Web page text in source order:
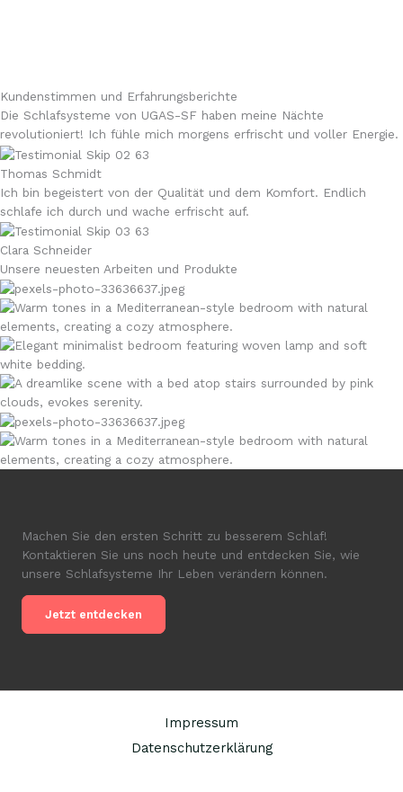
Kundenstimmen und Erfahrungsberichte
Die Schlafsysteme von UGAS-SF haben meine Nächte
revolutioniert! Ich fühle mich morgens erfrischt und voller Energie.
Thomas Schmidt
Ich bin begeistert von der Qualität und dem Komfort. Endlich
schlafe ich durch und wache erfrischt auf.
Clara Schneider
Unsere neuesten Arbeiten und Produkte
Machen Sie den ersten Schritt zu besserem Schlaf!
Kontaktieren Sie uns noch heute und entdecken Sie, wie
unsere Schlafsysteme Ihr Leben verändern können.
Jetzt entdecken
Impressum
Datenschutzerklärung